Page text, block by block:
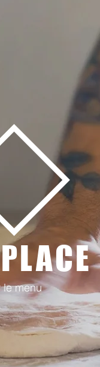
le menu